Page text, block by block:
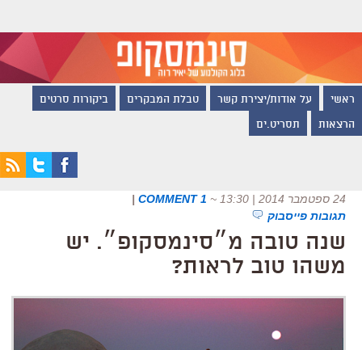
ראשי על אודות/יצירת קשר טבלת המבקרים ביקורות סרטים
הרצאות תסריט.ים
24 ספטמבר 2014 | 13:30 ~
1 COMMENT
|
תגובות פייסבוק
שנה טובה מ״סינמסקופ״. יש
משהו טוב לראות?